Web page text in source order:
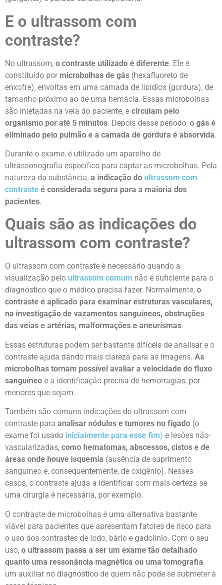
E o ultrassom com
contraste?
No ultrassom, o contraste utilizado é diferente. Ele é
constituído por microbolhas de gás (hexafluoreto de
enxofre), envoltas em uma camada de lipídios (gordura), de
tamanho próximo ao de uma hemácia. Essas microbolhas
são injetadas na veia do paciente, e circulam pelo
organismo por até 5 minutos. Depois desse período, o gás é
eliminado pelo pulmão e a camada de gordura é absorvida.
Durante o exame, é utilizado um aparelho de
ultrassonografia específico para captar as microbolhas. Pela
natureza da substância, a indicação do ultrassom com
contraste é considerada segura para a maioria dos
pacientes.
Quais são as indicações do
ultrassom com contraste?
O ultrassom com contraste é necessário quando a
visualização pelo ultrassom comum não é suficiente para o
diagnóstico que o médico precisa fazer. Normalmente, o
contraste é aplicado para examinar estruturas vasculares,
na investigação de vazamentos sanguíneos, obstruções
das veias e artérias, malformações e aneurismas.
Essas estruturas podem ser bastante difíceis de analisar e o
contraste ajuda dando mais clareza para as imagens. As
microbolhas tornam possível avaliar a velocidade do fluxo
sanguíneo e a identificação precisa de hemorragias, por
menores que sejam.
Também são comuns indicações do ultrassom com
contraste para analisar nódulos e tumores no fígado (o
exame foi usado inicialmente para esse fim) e lesões não-
vascularizadas, como hematomas, abscessos, cistos e de
áreas onde houve isquemia (ausência de suprimento
sanguíneo e, consequentemente, de oxigênio). Nesses
casos, o contraste ajuda a identificar com mais certeza se
uma cirurgia é necessária, por exemplo.
O contraste de microbolhas é uma alternativa bastante
viável para pacientes que apresentam fatores de risco para
o uso dos contrastes de iodo, bário e gadolínio. Com o seu
uso, o ultrassom passa a ser um exame tão detalhado
quanto uma ressonância magnética ou uma tomografia,
um auxiliar no diagnóstico de quem não pode se submeter à